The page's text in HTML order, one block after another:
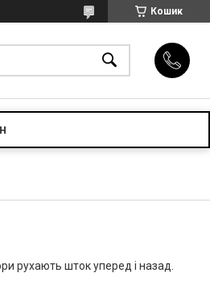
Кошик
рухають шток уперед і назад.